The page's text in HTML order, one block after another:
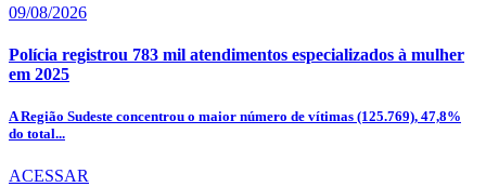
09/08/2026
Polícia registrou 783 mil atendimentos especializados à mulher
em 2025
A Região Sudeste concentrou o maior número de vítimas (125.769), 47,8%
do total...
ACESSAR